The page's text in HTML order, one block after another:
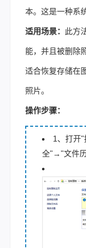
本。这是一种系
适用场景： 此方
能，并且被删除
适合恢复存储在
照片。
操作步骤：
1、打开
全"→"文件